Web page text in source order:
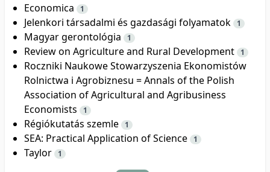
Economica 1
Jelenkori társadalmi és gazdasági folyamatok 1
Magyar gerontológia 1
Review on Agriculture and Rural Development 1
Roczniki Naukowe Stowarzyszenia Ekonomistów
Rolnictwa i Agrobiznesu = Annals of the Polish
Association of Agricultural and Agribusiness
Economists
1
Régiókutatás szemle 1
SEA: Practical Application of Science 1
Taylor 1